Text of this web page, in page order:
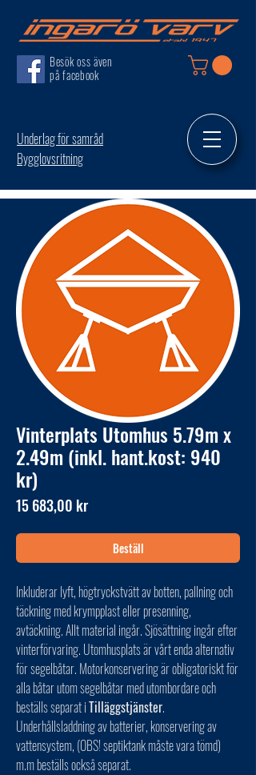
Besök oss även
på facebook
Underlag för samråd
Bygglovsritning
Vinterplats Utomhus 5.79m x
2.49m (inkl. hant.kost: 940
kr)
15 683,00 krPris
Beställ
Inkluderar lyft, högtryckstvätt av botten, pallning och
täckning med krympplast eller presenning,
avtäckning. Allt material ingår. Sjösättning ingår efter
vinterförvaring. Utomhusplats är vårt enda alternativ
för segelbåtar. Motorkonservering är obligatoriskt för
alla båtar utom segelbåtar med utombordare och
beställs separat iTilläggstjänster.
Underhållsladdning av batterier, konservering av
vattensystem, (OBS! septiktank måste vara tömd)
m.m beställs också separat.